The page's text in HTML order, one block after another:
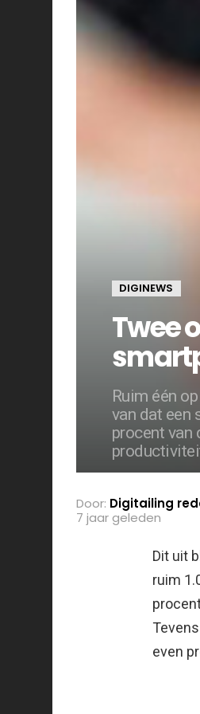
DIGINEWS
Twee
Ruim één
van dat een
procent van
Door: Digitailing
7 jaar geleden
Dit uit
ruim
even